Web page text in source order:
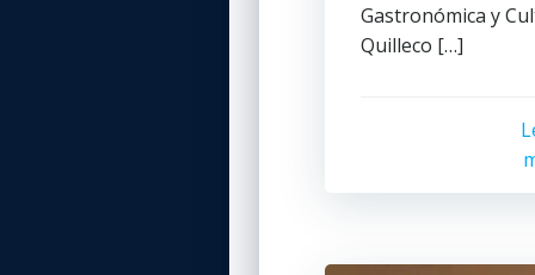
Gastronómica y
Quilleco […]